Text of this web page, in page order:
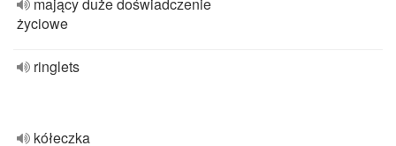
życiowe
ringlets
kółeczka